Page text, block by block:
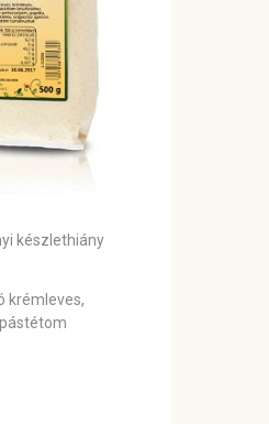
készlethiány
krémleves,